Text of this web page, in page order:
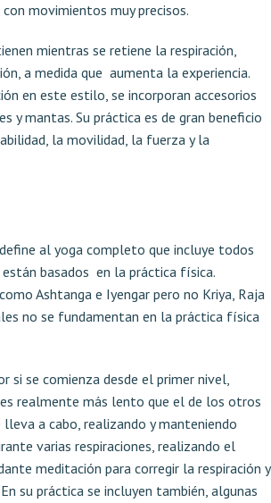
movimientos muy precisos.
mientras se retiene la respiración,
a medida que aumenta la experiencia.
en este estilo, se incorporan accesorios
y mantas. Su práctica es de gran beneficio
la movilidad, la fuerza y ​​la
al yoga completo que incluye todos
basados en la práctica física.
Ashtanga e Iyengar pero no Kriya, Raja
no se fundamentan en la práctica física
si se comienza desde el primer nivel,
realmente más lento que el de los otros
a cabo, realizando y manteniendo
varias respiraciones, realizando el
meditación para corregir la respiración y
su práctica se incluyen también, algunas